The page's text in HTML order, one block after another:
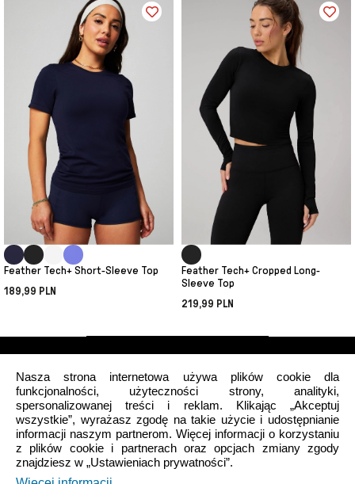
Feather Tech+ Short-Sleeve Top
189,99 PLN
Feather Tech+ Cropped Long-
Sleeve Top
219,99 PLN
Mój profil
O nas
Nasza strona internetowa używa plików cookie dla
funkcjonalności, użyteczności strony, analityki,
spersonalizowanej treści i reklam. Klikając „Akceptuj
wszystkie”, wyrażasz zgodę na takie użycie i udostępnianie
informacji naszym partnerom. Więcej informacji o korzystaniu
z plików cookie i partnerach oraz opcjach zmiany zgody
znajdziesz w „Ustawieniach prywatności”.